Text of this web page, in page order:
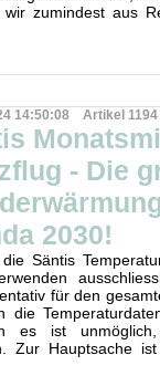
zumindest aus
14:50:08 Artikel 1194
- Die
2030!
Säntis
für den
es ist
Zur Hauptsache